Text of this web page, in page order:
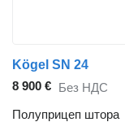
Kögel SN 24
8 900 € Без НДС
Полуприцеп штора